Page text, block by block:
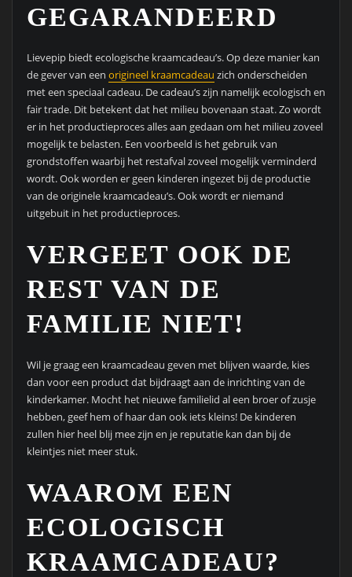
GEGARANDEERD
Lievepip biedt ecologische kraamcadeau’s. Op deze manier kan
de gever van een origineel kraamcadeau zich onderscheiden
met een speciaal cadeau. De cadeau’s zijn namelijk ecologisch en
fair trade. Dit betekent dat het milieu bovenaan staat. Zo wordt
er in het productieproces alles aan gedaan om het milieu zoveel
mogelijk te belasten. Een voorbeeld is het gebruik van
grondstoffen waarbij het restafval zoveel mogelijk verminderd
wordt. Ook worden er geen kinderen ingezet bij de productie
van de originele kraamcadeau’s. Ook wordt er niemand
uitgebuit in het productieproces.
VERGEET OOK DE
REST VAN DE
FAMILIE NIET!
Wil je graag een kraamcadeau geven met blijven waarde, kies
dan voor een product dat bijdraagt aan de inrichting van de
kinderkamer. Mocht het nieuwe familielid al een broer of zusje
hebben, geef hem of haar dan ook iets kleins! De kinderen
zullen hier heel blij mee zijn en je reputatie kan dan bij de
kleintjes niet meer stuk.
WAAROM EEN
ECOLOGISCH
KRAAMCADEAU?